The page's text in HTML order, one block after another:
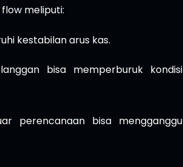
meliputi:
kestabilan arus kas.
bisa memperburuk kondisi
perencanaan bisa mengganggu